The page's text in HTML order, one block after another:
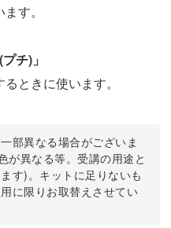
す。
チ)」
ときに使います。
部異なる場合がございま
が異なる等。受講の用途と
す)。キットに足りないも
に限りお取替えさせてい